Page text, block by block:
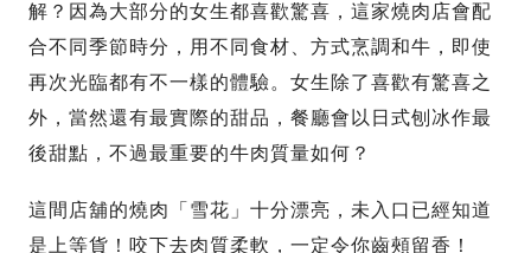
解？因為大部分的女生都喜歡驚喜，這家燒肉店會配
合不同季節時分，用不同食材、方式烹調和牛，即使
再次光臨都有不一樣的體驗。女生除了喜歡有驚喜之
外，當然還有最實際的甜品，餐廳會以日式刨冰作最
後甜點，不過最重要的牛肉質量如何？
這間店舖的燒肉「雪花」十分漂亮，未入口已經知道
是上等貨！咬下去肉質柔軟，一定令你齒頰留香！